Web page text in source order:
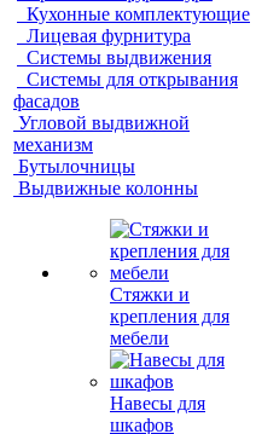
Кухонные комплектующие
Лицевая фурнитура
Системы выдвижения
Системы для открывания
фасадов
Угловой выдвижной
механизм
Бутылочницы
Выдвижные колонны
Стяжки и
крепления для
мебели
Навесы для
шкафов